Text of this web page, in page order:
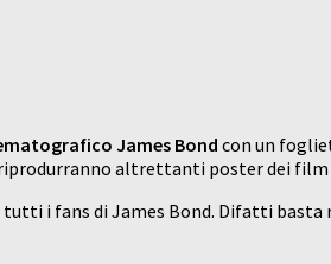
James Bond con un
altrettanti poster dei film
i fans di James Bond. Difatti